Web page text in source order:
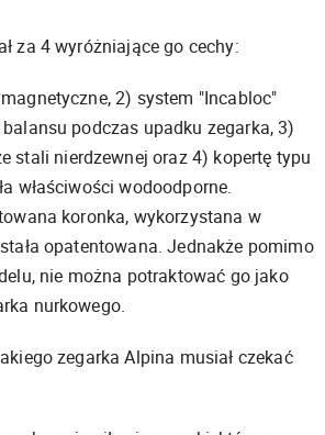
za 4 wyróżniające go cechy:
2) system "Incabloc"
podczas upadku zegarka, 3)
stali nierdzewnej oraz 4) kopertę typu
właściwości wodoodporne.
koronka, wykorzystana w
opatentowana. Jednakże pomimo
nie można potraktować go jako
nurkowego.
zegarka Alpina musiał czekać